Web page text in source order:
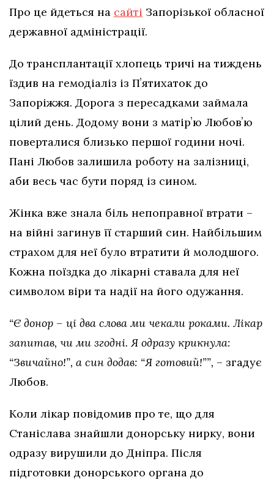
Про це йдеться на сайті Запорізької обласної
державної адміністрації.
До трансплантації хлопець тричі на тиждень
їздив на гемодіаліз із Пʼятихаток до
Запоріжжя. Дорога з пересадками займала
цілий день. Додому вони з матірʼю Любовʼю
поверталися близько першої години ночі.
Пані Любов залишила роботу на залізниці,
аби весь час бути поряд із сином.
Жінка вже знала біль непоправної втрати –
на війні загинув її старший син. Найбільшим
страхом для неї було втратити й молодшого.
Кожна поїздка до лікарні ставала для неї
символом віри та надії на його одужання.
“Є донор – ці два слова ми чекали роками. Лікар
запитав, чи ми згодні. Я одразу крикнула:
“Звичайно!”, а син додав: “Я готовий!””, – згадує
Любов.
Коли лікар повідомив про те, що для
Станіслава знайшли донорську нирку, вони
одразу вирушили до Дніпра. Після
підготовки донорського органа до